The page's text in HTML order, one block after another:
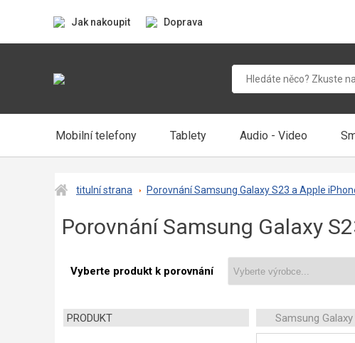
Jak nakoupit Doprava
Mobilní telefony Tablety Audio - Video
titulní strana Porovnání Samsung Galaxy S23 a Apple
Porovnání Samsung Galaxy
Vyberte produkt k porovnání
PRODUKT Samsung Galaxy